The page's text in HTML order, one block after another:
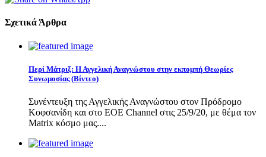
Σχετικά Άρθρα
Περί Μάτριξ: Η Αγγελική Αναγνώστου στην εκπομπή Θεωρίες
Συνωμοσίας (Βίντεο)
Συνέντευξη της Αγγελικής Αναγνώστου στον Πρόδρομο
Κοφσανίδη και στο EOE Channel στις 25/9/20, με θέμα τον
Matrix κόσμο μας....